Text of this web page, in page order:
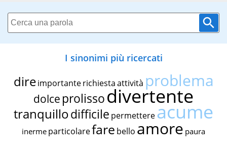
I sinonimi più ricercati
dire importante richiestaattività problema
dolce prolissodivertente
tranquillodifficile permettereacume
inerme particolarefare bello amore paura